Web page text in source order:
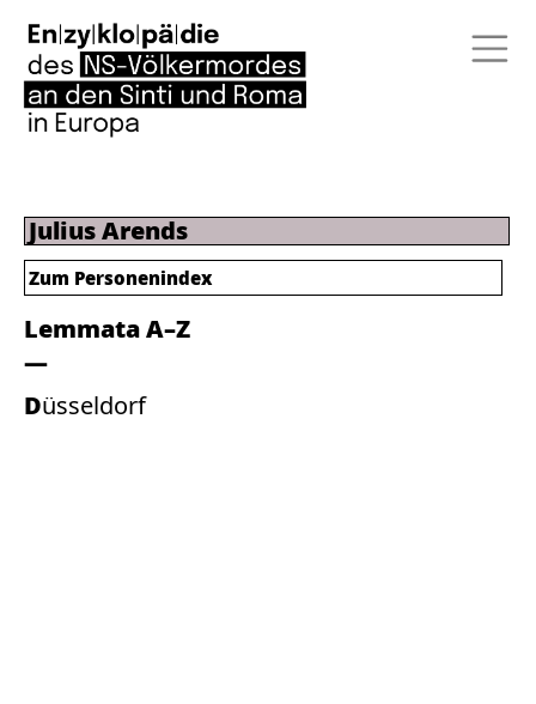
Julius Arends
Lemmata A–Z
Düsseldorf
Zum Personenindex